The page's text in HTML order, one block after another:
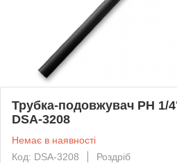
Трубка-подовжувач РН 1/
DSA-3208
Немає в наявності
Код: DSA-3208
Роздріб